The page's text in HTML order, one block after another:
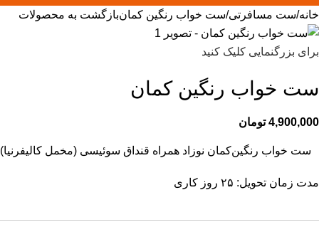
خانه ست مسافرتی ست خواب رنگین کمانبازگشت به محصولات
برای بزرگنمایی کلیک کنید
ست خواب رنگین کمان
4,900,000 تومان
ست خواب رنگین‌کمان نوزاد همراه قنداق سوئیسی (مخمل کالیفرنیا)
مدت زمان تحویل: ۲۵ روز کاری